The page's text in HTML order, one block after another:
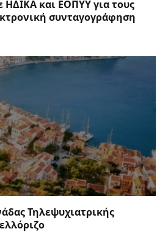
ΗΔΙΚΑ και ΕΟΠΥΥ για τους
συνταγογράφηση
Τηλεψυχιατρικής